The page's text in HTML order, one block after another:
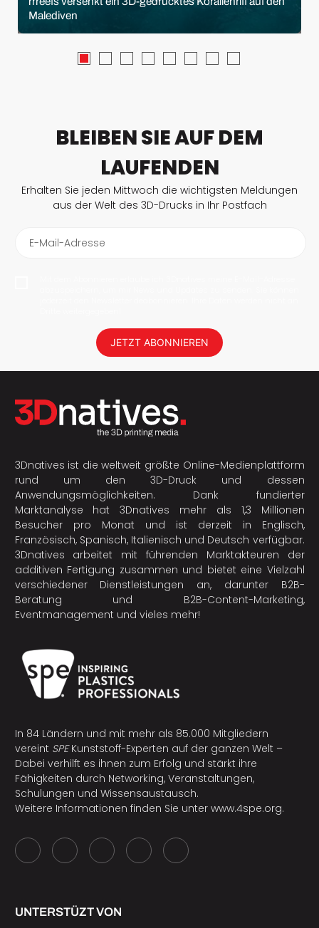
Malediven
BLEIBEN SIE AUF DEM
LAUFENDEN
Erhalten Sie jeden Mittwoch die wichtigsten Meldungen
aus der Welt des 3D-Drucks in Ihr Postfach
E-Mail-Adresse
JETZT ABONNIEREN
3Dnatives ist die weltweit größte Online-Medienplattform
rund um den 3D-Druck und dessen
Anwendungsmöglichkeiten. Dank fundierter
Marktanalyse hat 3Dnatives mehr als 1,3 Millionen
Besucher pro Monat und ist derzeit in Englisch,
Französisch, Spanisch, Italienisch und Deutsch verfügbar.
3Dnatives arbeitet mit führenden Marktakteuren der
additiven Fertigung zusammen und bietet eine Vielzahl
verschiedener Dienstleistungen an, darunter B2B-
Beratung und B2B-Content-Marketing,
Eventmanagement und vieles mehr!
In 84 Ländern und mit mehr als 85.000 Mitgliedern
vereint SPEKunststoff-Experten auf der ganzen Welt –
Dabei verhilft es ihnen zum Erfolg und stärkt ihre
Fähigkeiten durch Networking, Veranstaltungen,
Schulungen und Wissensaustausch.
Weitere Informationen finden Sie unter www.4spe.org.
UNTERSTÜZT VON